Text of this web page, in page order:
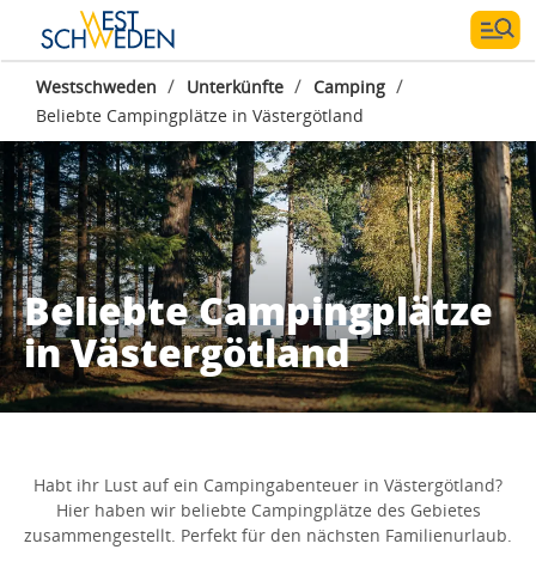
Westschweden / Unterkünfte / Camping /
Beliebte Campingplätze in Västergötland
Beliebte Campingplätze
in Västergötland
Habt ihr Lust auf ein Campingabenteuer in Västergötland?
Hier haben wir beliebte Campingplätze des Gebietes
zusammengestellt. Perfekt für den nächsten Familienurlaub.